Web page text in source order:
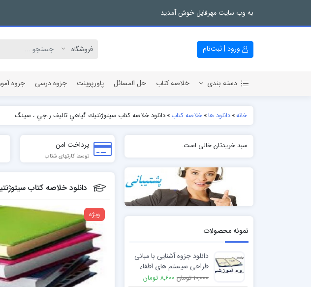
به وب سایت مهرفایل خوش آمدید
ورود | ثبت‌نام
دسته بندی خلاصه کتاب حل المسائل پاورپوینت جزوه درسی جزوه
خانه»دانلود ها»خلاصه کتاب»دانلود خلاصه کتاب سيتوژنتيك گياهي تالیف ر.جي ، سينگ
پرداخت امن
توسط کارتهای شتاب
دانلود خلاصه کتاب
ویژه
سبد خریدتان خالی است.
نمونه محصولات
دانلود جزوه آشنایی با مبانی
طراحی سیستم های اطفاء
حریق اسپرینکلر
10,000 تومان 8,600 تومان